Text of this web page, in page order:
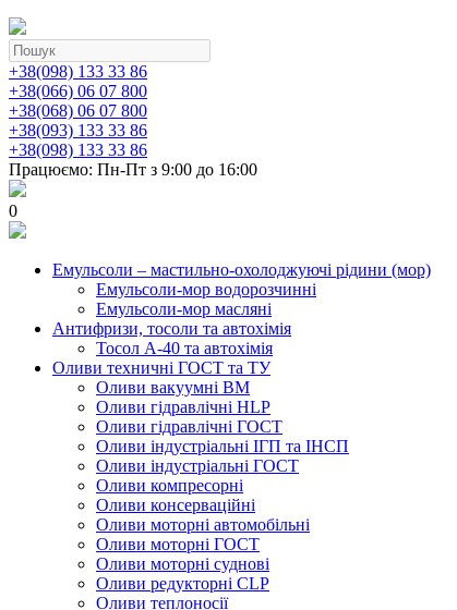
+38(098) 133 33 86
+38(066) 06 07 800
+38(068) 06 07 800
+38(093) 133 33 86
+38(098) 133 33 86
Працюємо: Пн-Пт з 9:00 до 16:00
0
Емульсоли – мастильно-охолоджуючі рідини (мор)
Емульсоли-мор водорозчинні
Емульсоли-мор масляні
Антифризи, тосоли та автохімія
Тосол А-40 та автохімія
Оливи техничні ГОСТ та ТУ
Оливи вакуумні ВМ
Оливи гідравлічні HLP
Оливи гідравлічні ГОСТ
Оливи індустріальні ІГП та ІНСП
Оливи індустріальні ГОСТ
Оливи компресорні
Оливи консерваційні
Оливи моторні автомобільні
Оливи моторні ГОСТ
Оливи моторні суднові
Оливи редукторні CLP
Оливи теплоносії